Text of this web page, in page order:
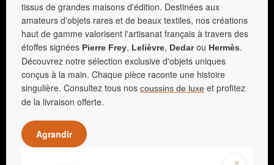
tissus de grandes maisons d'édition. Destinées aux
amateurs d'objets rares et de beaux textiles, nos créations
haut de gamme valorisent l'artisanat français à travers des
étoffes signées Pierre Frey, Lelièvre, Dedarou Hermès.
Découvrez notre sélection exclusive d'objets uniques
conçus à la main. Chaque pièce raconte une histoire
singulière. Consultez tous nos coussins de luxe et profitez
de la livraison offerte.
Agrandir